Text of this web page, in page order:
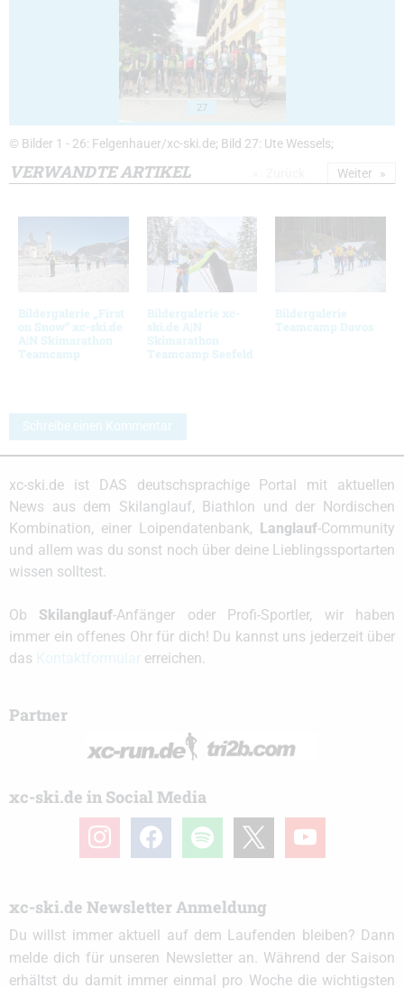
27
© Bilder 1 - 26: Felgenhauer/xc-ski.de; Bild 27: Ute Wessels;
VERWANDTE ARTIKEL
Bildergalerie „First
on Snow“ xc-ski.de
A|N Skimarathon
Teamcamp
Bildergalerie xc-
ski.de A|N
Skimarathon
Teamcamp Seefeld
Bildergalerie
Teamcamp Davos
Weiter
Schreibe einen Kommentar
xc-ski.de ist DAS deutschsprachige Portal mit aktuellen
News aus dem Skilanglauf, Biathlon und der Nordischen
Kombination, einer Loipendatenbank,
Langlauf-Community
und allem was du sonst noch über deine Lieblingssportarten
wissen solltest.
Ob Skilanglauf-Anfänger oder Profi-Sportler, wir haben
immer ein offenes Ohr für dich! Du kannst uns jederzeit über
das
erreichen.
Partner
xc-ski.de in Social Media
instagramfacebook spotify youtube
xc-ski.de Newsletter Anmeldung
Du willst immer aktuell auf dem Laufenden bleiben? Dann
melde dich für unseren Newsletter an. Während der Saison
erhältst du damit immer einmal pro Woche die wichtigsten